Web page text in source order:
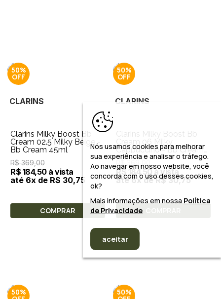
50%
CLARINS
Clarins Milky Boost Bb
Cream 02.5 Milky Beige -
Bb Cream 45ml
R$ 369,00
R$ 184,50 à vista
até 6x de R$ 30,75
COMPRAR
50%
CLARINS
Clarins Milky Boost Bb
Cream 06 Milky
Cappuccino - Bb Cream
45ml
R$ 184,50 à vista
até 6x de R$ 30,75
50% 50%
Nós usamos cookies para melhorar
sua experiência e analisar o tráfego.
Ao navegar em nosso website, você
concorda com o uso desses cookies,
ok?
Mais informações em nossa Política
de Privacidade
aceitar